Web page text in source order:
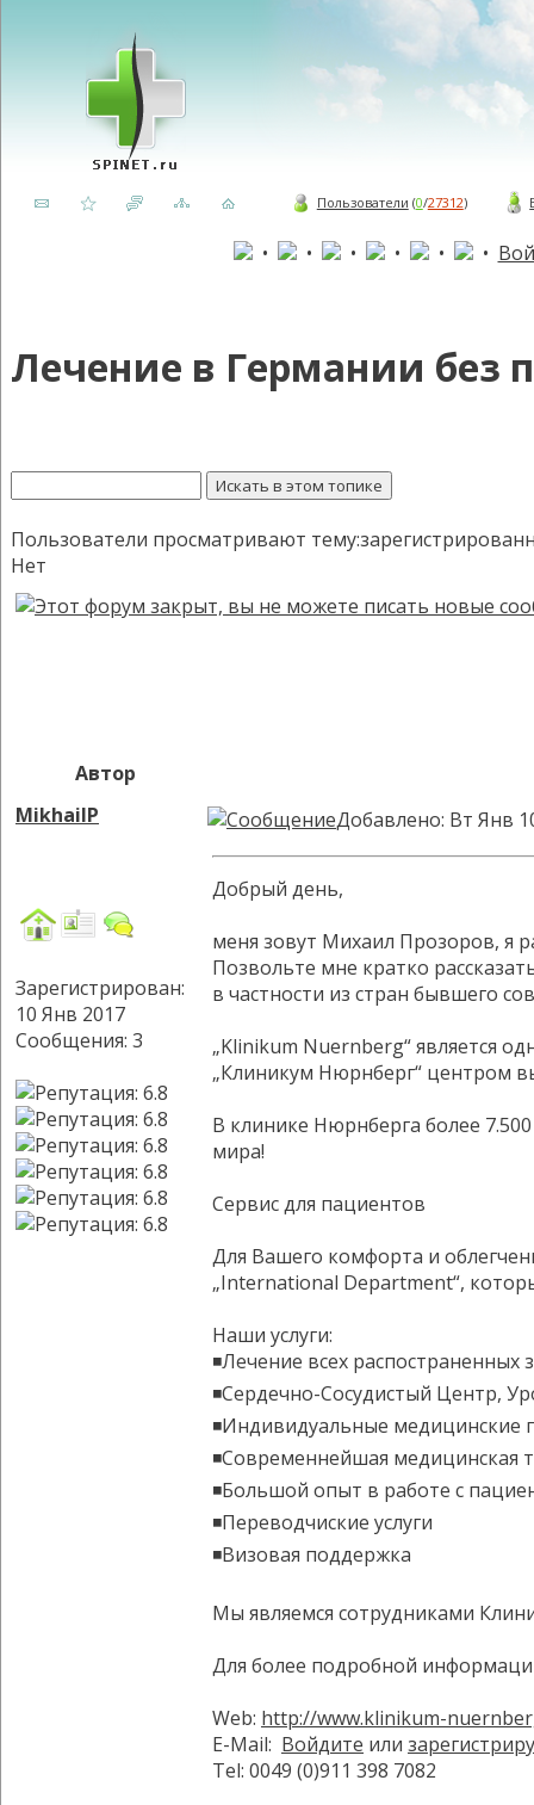
Пользователи (0/27312)
• • • • • •
Лечение в Германии без
Пользователи просматривают
Нет
Автор
MikhailP
Зарегистрирован:
10 Янв 2017
Сообщения: 3
Добавлено: Вт Янв
Добрый день,
меня зовут Михаил Прозоров, я
Позвольте мне кратко
в частности из стран бывшего
„Klinikum Nuernberg“ является
„Клиникум Нюрнберг“ центром
В клинике Нюрнберга более
мира!
Сервис для пациентов
Для Вашего комфорта и
„International Department“,
Наши услуги:
◾Лечение всех
◾Сердечно-Сосудистый Центр,
◾Индивидуальные
◾Современнейшая медицинская
◾Большой опыт в работе с
◾Переводчиские услуги
◾Визовая поддержка
Мы являемся сотрудниками
Для более подробной
Web: http://www.klinikum-
E-Mail: Войдите или
Tel: 0049 (0)911 398 7082